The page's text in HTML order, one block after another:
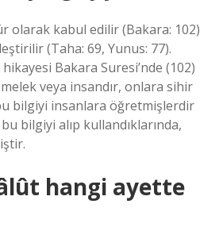
olarak kabul edilir (Bakara: 102)
(Taha: 69, Yunus: 77).
Bakara Suresi’nde (102)
veya insandır, onlara sihir
bilgiyi insanlara öğretmişlerdir
bilgiyi alıp kullandıklarında,
hangi ayette